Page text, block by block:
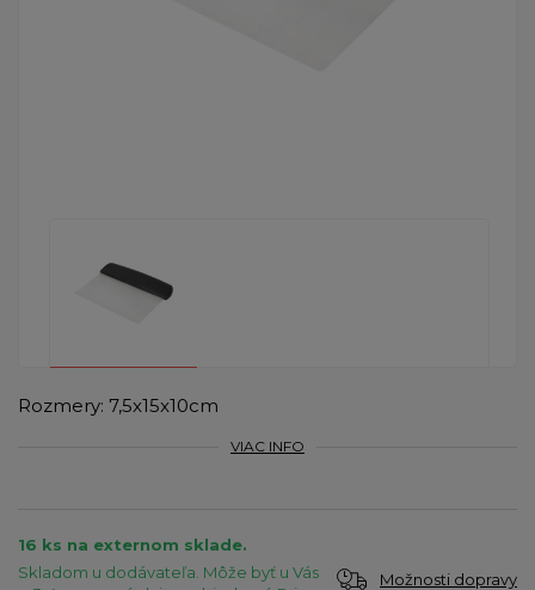
Rozmery: 7,5x15x10cm
VIAC INFO
16 ks na externom sklade.
Skladom u dodávateľa. Môže byť u Vás
Možnosti dopravy